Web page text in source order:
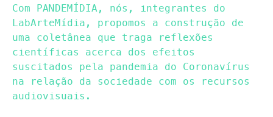
Com PANDEMÍDIA, nós, integrantes do
LabArteMídia, propomos a construção de
uma coletânea que traga reflexões
científicas acerca dos efeitos
suscitados pela pandemia do Coronavírus
na relação da sociedade com os recursos
audiovisuais.